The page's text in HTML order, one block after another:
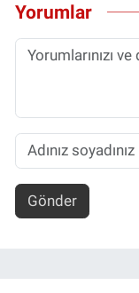
Yorumlar
Gönder